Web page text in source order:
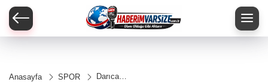
Anasayfa SPOR
Darıca